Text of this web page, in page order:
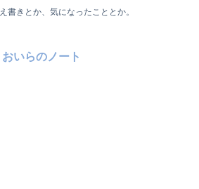
書きとか、気になったこととか。
おいらのノート